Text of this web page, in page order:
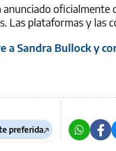
Las plataformas y las
a Sandra Bullock y
preferida